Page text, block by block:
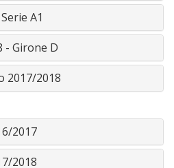
A1
- Girone D
2017/2018
2017
2018